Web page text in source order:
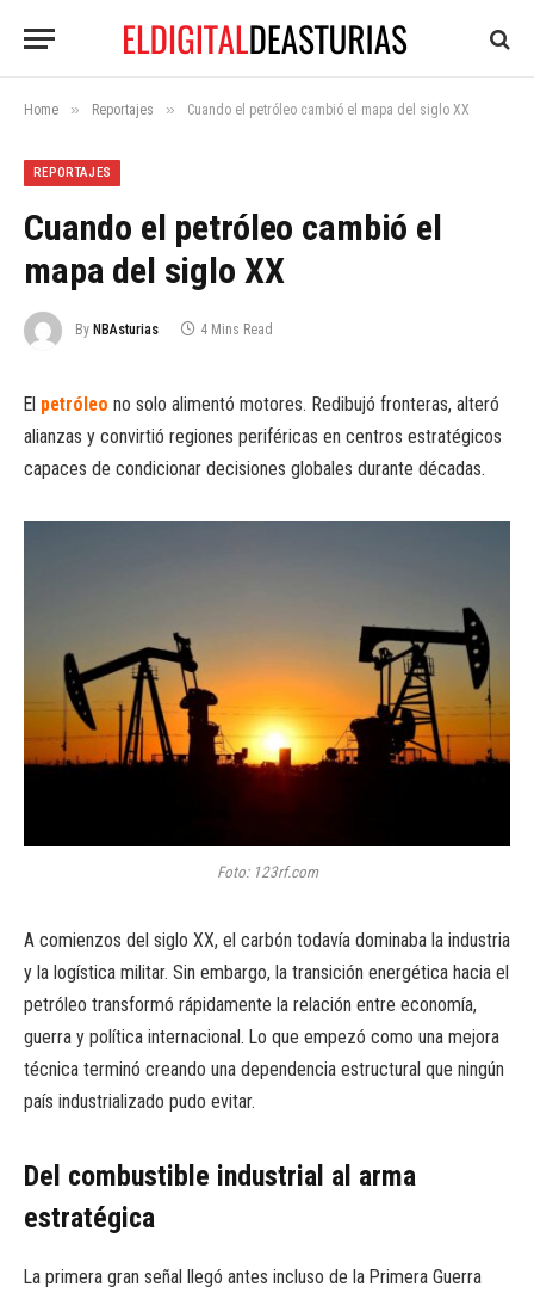
Home » Reportajes » Cuando el petróleo cambió el mapa del siglo XX
REPORTAJES
Cuando el petróleo cambió el
mapa del siglo XX
By NBAsturias 4 Mins Read
El petróleo no solo alimentó motores. Redibujó fronteras, alteró
alianzas y convirtió regiones periféricas en centros estratégicos
capaces de condicionar decisiones globales durante décadas.
Foto: 123rf.com
A comienzos del siglo XX, el carbón todavía dominaba la industria
y la logística militar. Sin embargo, la transición energética hacia el
petróleo transformó rápidamente la relación entre economía,
guerra y política internacional. Lo que empezó como una mejora
técnica terminó creando una dependencia estructural que ningún
país industrializado pudo evitar.
Del combustible industrial al arma
estratégica
La primera gran señal llegó antes incluso de la Primera Guerra